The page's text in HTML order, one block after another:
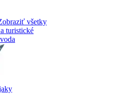
všetky
turistické